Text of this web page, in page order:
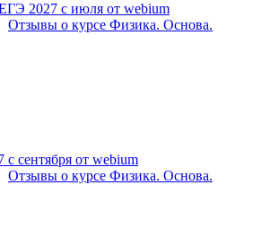
2027 с июля от webium
Отзывы о курсе Физика. Основа.
сентября от webium
Отзывы о курсе Физика. Основа.